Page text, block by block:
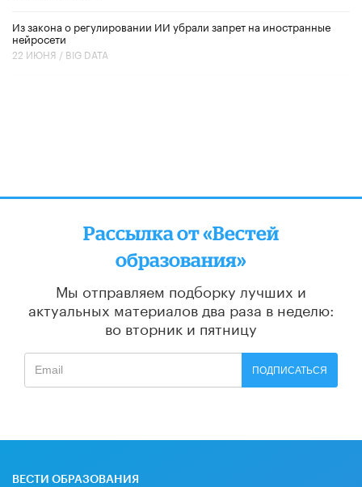
Из закона о регулировании ИИ убрали запрет на иностранные
нейросети
22 ИЮНЯ / BIG DATA
Рассылка от «Вестей
образования»
Мы отправляем подборку лучших и
актуальных материалов два раза в неделю:
во вторник и пятницу
ПОДПИСАТЬСЯ
ВЕСТИ ОБРАЗОВАНИЯ